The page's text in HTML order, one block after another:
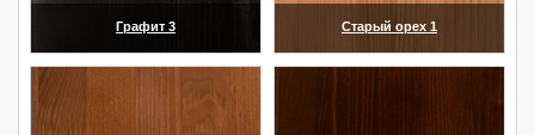
Графит 3 Старый орех 1